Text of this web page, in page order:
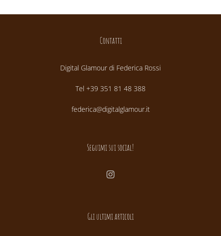
Contatti
Digital Glamour di Federica Rossi
Tel +39 351 81 48 388
federica@digitalglamour.it
Seguimi sui social!
Gli ultimi articoli